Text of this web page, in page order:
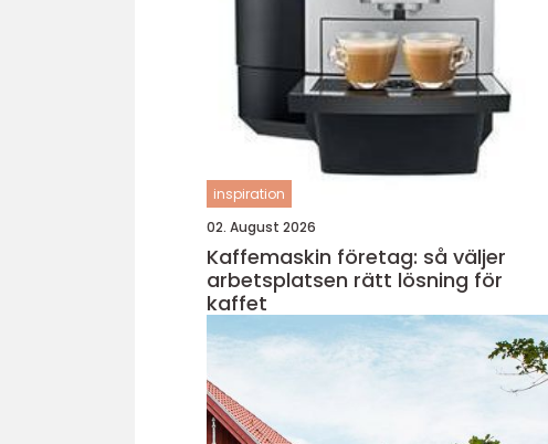
inspiration
02. August 2026
Kaffemaskin företag: så väljer
arbetsplatsen rätt lösning för
kaffet